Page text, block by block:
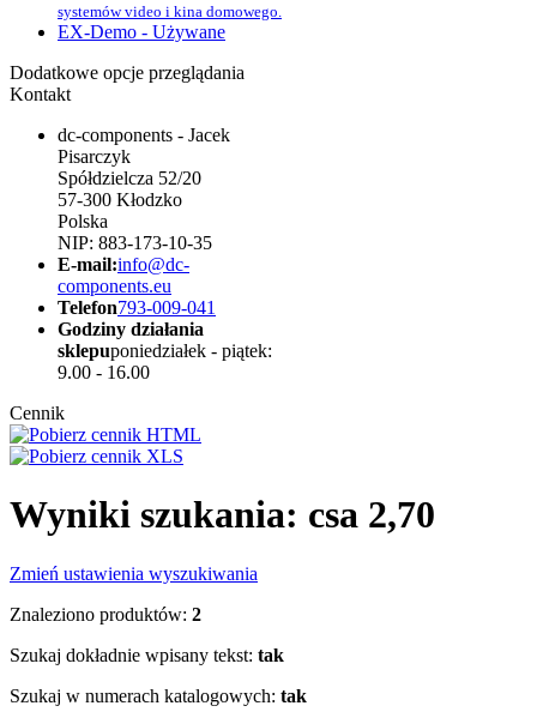
systemów video i kina domowego.
EX-Demo - Używane
Dodatkowe opcje przeglądania
Kontakt
dc-components - Jacek
Pisarczyk
Spółdzielcza 52/20
57-300 Kłodzko
Polska
NIP: 883-173-10-35
E-mail:info@dc-
components.eu
Telefon793-009-041
Godziny działania
sklepuponiedziałek - piątek:
9.00 - 16.00
Cennik
Wyniki szukania: csa 2,70
Zmień ustawienia wyszukiwania
Znaleziono produktów: 2
Szukaj dokładnie wpisany tekst: tak
Szukaj w numerach katalogowych: tak